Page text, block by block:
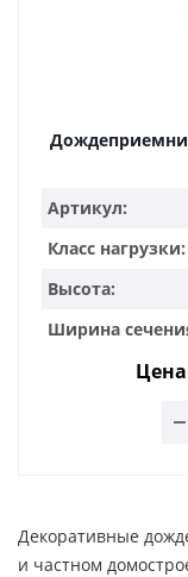
Артикул:
Класс нагрузки:
Высота:
Ширина
Декоративные
и частном